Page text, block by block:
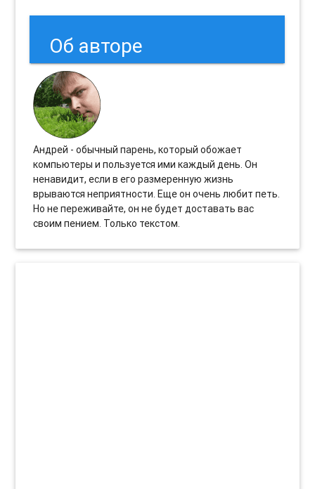
Об авторе
Андрей - обычный парень, который обожает
компьютеры и пользуется ими каждый день. Он
ненавидит, если в его размеренную жизнь
врываются неприятности. Еще он очень любит петь.
Но не переживайте, он не будет доставать вас
своим пением. Только текстом.